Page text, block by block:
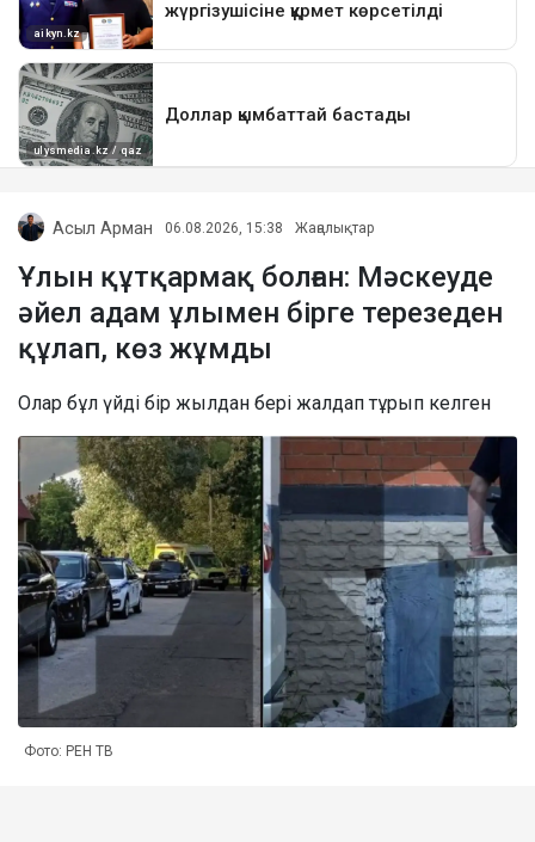
Асыл Арман 06.08.2026, 15:38 Жаңалықтар
Ұлын құтқармақ болған: Мәскеуде
әйел адам ұлымен бірге терезеден
құлап, көз жұмды
Олар бұл үйді бір жылдан бері жалдап тұрып келген
Фото: РЕН ТВ